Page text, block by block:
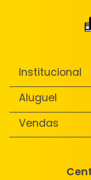
Institucional
Aluguel
Vendas